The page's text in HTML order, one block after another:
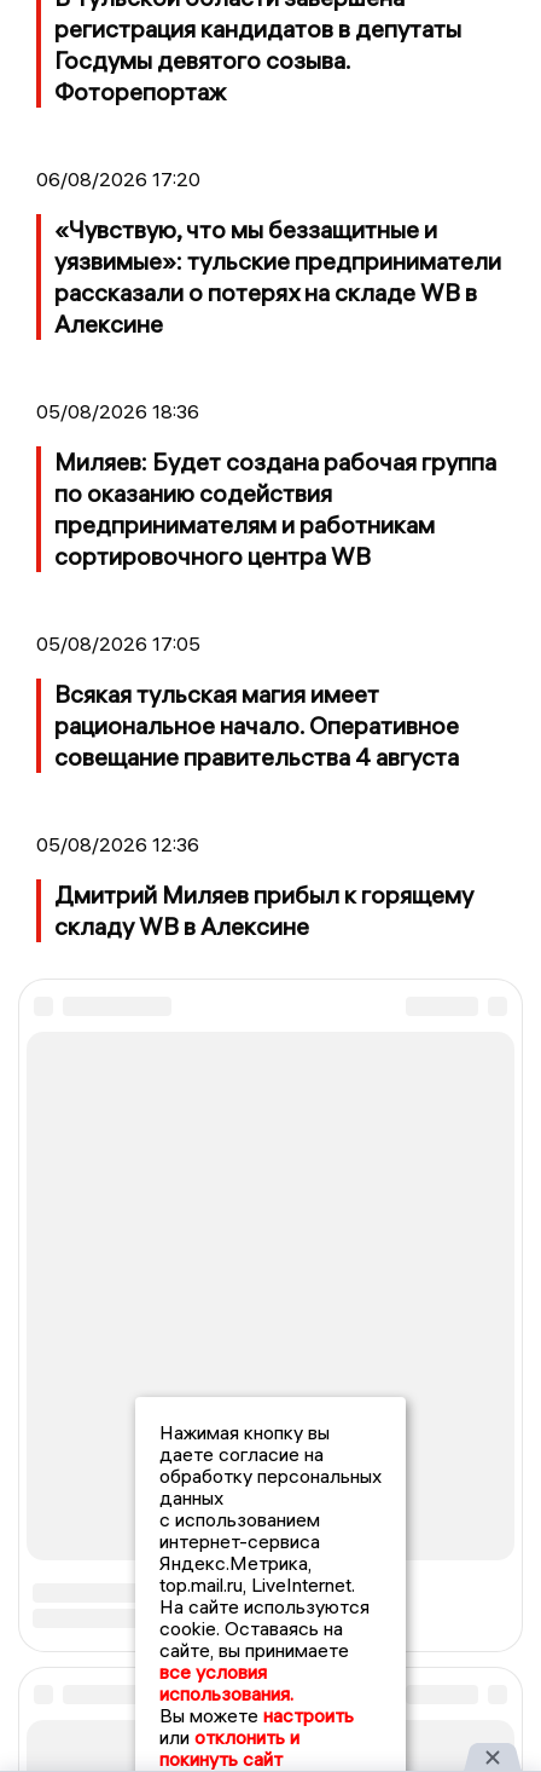
регистрация кандидатов в депутаты
Госдумы девятого созыва.
Фоторепортаж
06/08/2026 17:20
«Чувствую, что мы беззащитные и
уязвимые»: тульские предприниматели
рассказали о потерях на складе WB в
Алексине
05/08/2026 18:36
Миляев: Будет создана рабочая группа
по оказанию содействия
предпринимателям и работникам
сортировочного центра WB
05/08/2026 17:05
Всякая тульская магия имеет
рациональное начало. Оперативное
совещание правительства 4 августа
05/08/2026 12:36
Дмитрий Миляев прибыл к горящему
складу WB в Алексине
Нажимая кнопку вы
даете согласие на
обработку персональных
данных
с использованием
интернет-сервиса
Яндекс.Метрика,
top.mail.ru, LiveInternet.
На сайте используются
cookie. Оставаясь на
сайте, вы принимаете
все условия
использования.
Вы можете настроить
или отклонить и
покинуть сайт